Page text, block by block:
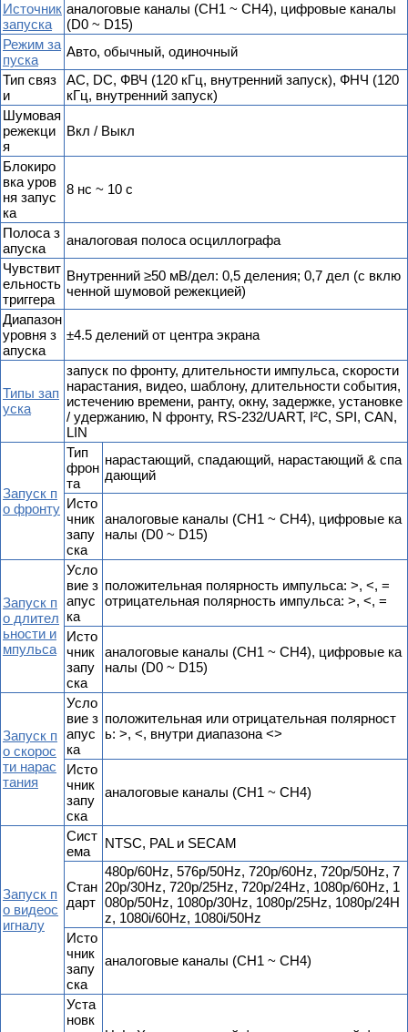
Источник
запуска
аналоговые каналы (CH1 ~ CH4), цифровые каналы
(D0 ~ D15)
Режим за
пуска
Авто, обычный, одиночный
Тип связ
и
AC, DC, ФВЧ (120 кГц, внутренний запуск), ФНЧ (120
кГц, внутренний запуск)
Шумовая
режекци
я
Вкл / Выкл
Блокиро
вка уров
ня запус
ка
8 нс ~ 10 с
Полоса з
апуска
аналоговая полоса осциллографа
Чувствит
ельность
триггера
Внутренний ≥50 мВ/дел: 0,5 деления; 0,7 дел (с вклю
ченной шумовой режекцией)
Диапазон
уровня з
апуска
±4.5 делений от центра экрана
Типы зап
уска
запуск по фронту, длительности импульса, скорости
нарастания, видео, шаблону, длительности события,
истечению времени, ранту, окну, задержке, установке
/ удержанию, N фронту, RS-232/UART, I²C, SPI, CAN,
LIN
Запуск п
о фронту
Тип
фрон
та
нарастающий, спадающий, нарастающий & спа
дающий
Исто
чник
запу
ска
аналоговые каналы (CH1 ~ CH4), цифровые ка
налы (D0 ~ D15)
Запуск п
о длител
ьности и
мпульса
Усло
вие з
апус
ка
положительная полярность импульса: >, <, =
отрицательная полярность импульса: >, <, =
Исто
чник
запу
ска
аналоговые каналы (CH1 ~ CH4), цифровые ка
налы (D0 ~ D15)
Запуск п
о скорос
ти нарас
тания
Усло
вие з
апус
ка
положительная или отрицательная полярност
ь: >, <, внутри диапазона <>
Исто
чник
запу
ска
аналоговые каналы (CH1 ~ CH4)
Запуск п
о видеос
игналу
Сист
ема
NTSC, PAL и SECAM
Стан
дарт
480p/60Hz, 576p/50Hz, 720p/60Hz, 720p/50Hz, 7
20p/30Hz, 720p/25Hz, 720p/24Hz, 1080p/60Hz, 1
080p/50Hz, 1080p/30Hz, 1080p/25Hz, 1080p/24H
z, 1080i/60Hz, 1080i/50Hz
Исто
чник
запу
ска
аналоговые каналы (CH1 ~ CH4)
Уста
новк